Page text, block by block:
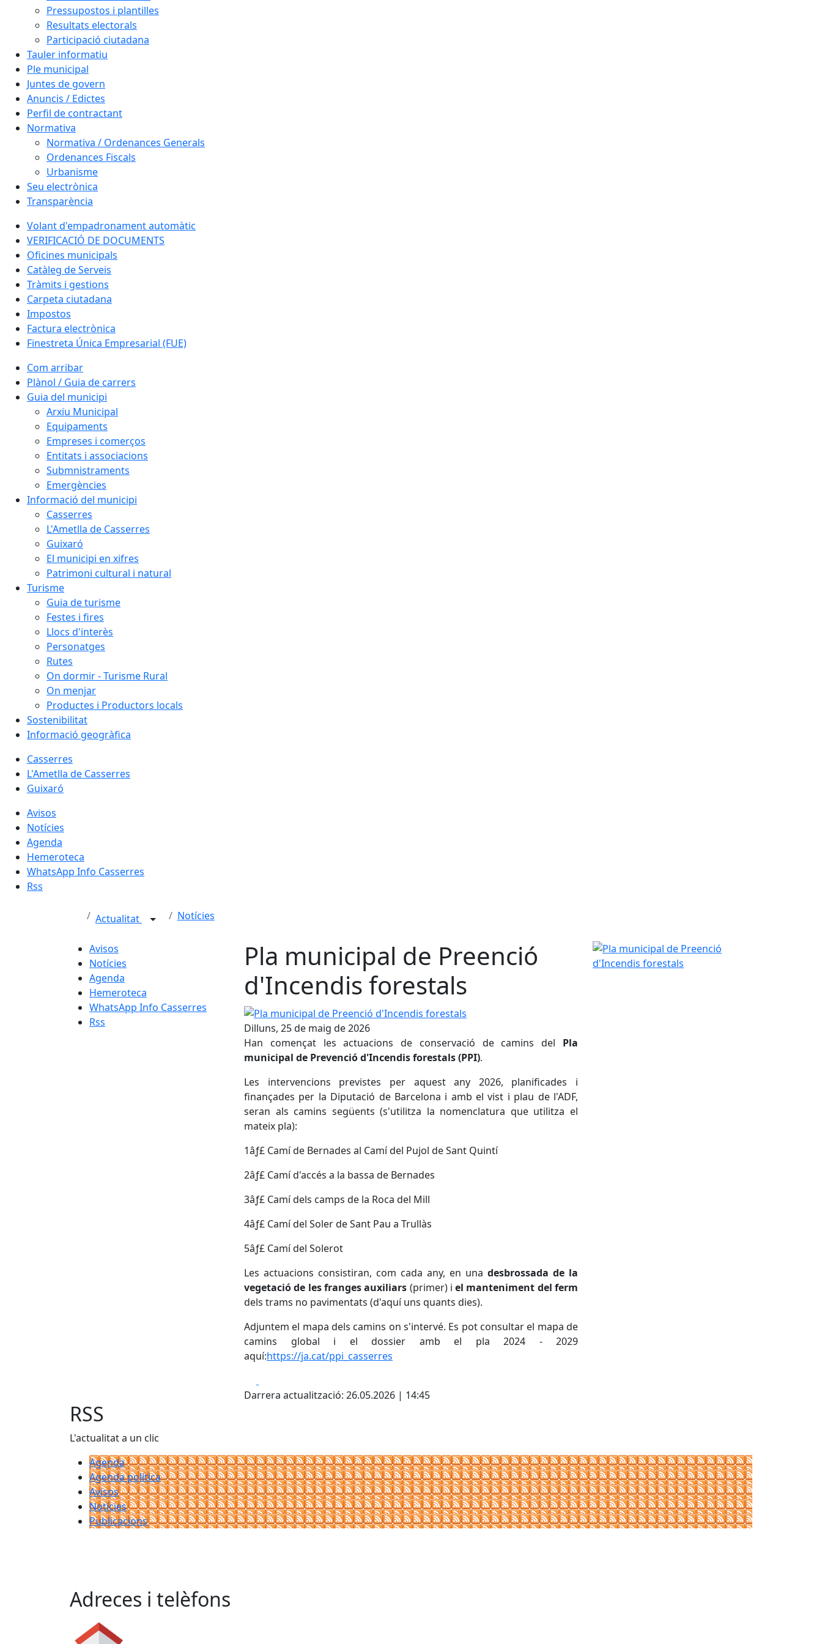
Pressupostos i plantilles
Resultats electorals
Participació ciutadana
Tauler informatiu
Ple municipal
Juntes de govern
Anuncis / Edictes
Perfil de contractant
Normativa
Normativa / Ordenances Generals
Ordenances Fiscals
Urbanisme
Seu electrònica
Transparència
Volant d'empadronament automàtic
VERIFICACIÓ DE DOCUMENTS
Oficines municipals
Catàleg de Serveis
Tràmits i gestions
Carpeta ciutadana
Impostos
Factura electrònica
Finestreta Única Empresarial (FUE)
Com arribar
Plànol / Guia de carrers
Guia del municipi
Arxiu Municipal
Equipaments
Empreses i comerços
Entitats i associacions
Submnistraments
Emergències
Informació del municipi
Casserres
L'Ametlla de Casserres
Guixaró
El municipi en xifres
Patrimoni cultural i natural
Turisme
Guia de turisme
Festes i fires
Llocs d'interès
Personatges
Rutes
On dormir - Turisme Rural
On menjar
Productes i Productors locals
Sostenibilitat
Informació geogràfica
Casserres
L'Ametlla de Casserres
Guixaró
Avisos
Notícies
Agenda
Hemeroteca
WhatsApp Info Casserres
Rss
Actualitat Notícies
Avisos
Notícies
Agenda
Hemeroteca
WhatsApp Info Casserres
Rss
Pla municipal de Preenció
d'Incendis forestals
Pla municipal de Preenció d'Incendis forestals
Dilluns, 25 de maig de 2026
Han començat les actuacions de conservació de camins del Pla
municipal de Prevenció d'Incendis forestals (PPI).
Les intervencions previstes per aquest any 2026, planificades i
finançades per la Diputació de Barcelona i amb el vist i plau de l'ADF,
seran als camins següents (s'utilitza la nomenclatura que utilitza el
mateix pla):
1️âƒ£ Camí de Bernades al Camí del Pujol de Sant Quintí
2️âƒ£ Camí d'accés a la bassa de Bernades
3️âƒ£ Camí dels camps de la Roca del Mill
4️âƒ£ Camí del Soler de Sant Pau a Trullàs
5️âƒ£ Camí del Solerot
Les actuacions consistiran, com cada any, en una desbrossada de la
vegetació de les franges auxiliars (primer) iel manteniment del ferm
dels trams no pavimentats (d'aquí uns quants dies).
Adjuntem el mapa dels camins on s'intervé. Es pot consultar el mapa de
camins global i el dossier amb el pla 2024 - 2029
aquí:https://ja.cat/ppi_casserres
Darrera actualització: 26.05.2026 | 14:45
Pla municipal de Preenció d'Incendis forestals
RSS
L'actualitat a un clic
Agenda
Agenda política
Avisos
Notícies
Publicacions
Adreces i telèfons